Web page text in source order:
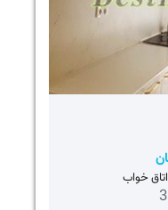
اتاق خواب
3